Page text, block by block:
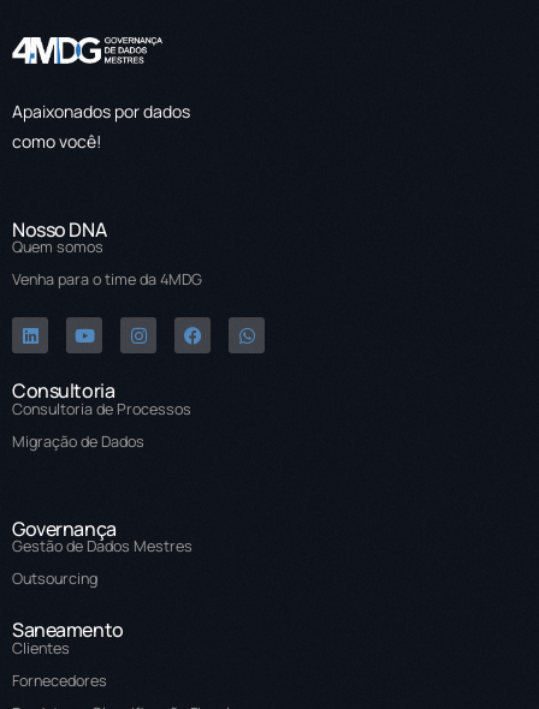
Apaixonados por dados
como você!
Nosso DNA
Quem somos
Venha para o time da 4MDG
Consultoria
Consultoria de Processos
Migração de Dados
Governança
Gestão de Dados Mestres
Outsourcing
Saneamento
Clientes
Fornecedores